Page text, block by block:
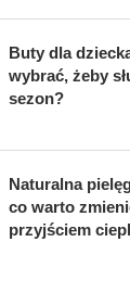
Buty dla
wybrać, żeby
sezon?
Naturalna
co warto
przyjściem